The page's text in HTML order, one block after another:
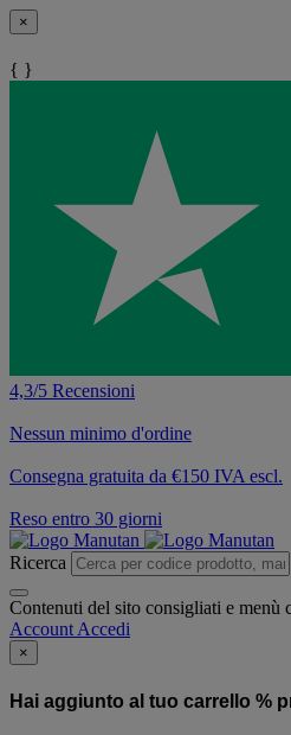
×
{ }
4,3/5 Recensioni
Nessun minimo d'ordine
Consegna gratuita da €150 IVA escl.
Reso entro 30 giorni
Ricerca
Contenuti del sito consigliati e menù
Account Accedi
×
Hai aggiunto al tuo carrello %